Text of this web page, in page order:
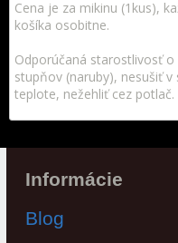
Cena je za mikinu (1kus),
košíka osobitne.
Odporúčaná starostlivosť
stupňov (naruby), nesušiť v
teplote, nežehliť cez potlač.
Informácie
Blog